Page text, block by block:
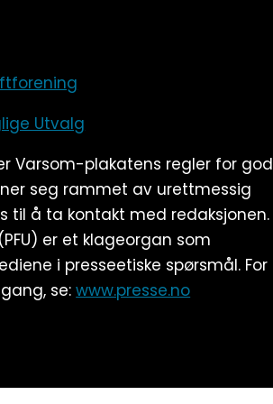
Utvalg
Varsom-plakatens regler for god
seg rammet av urettmessig
til å ta kontakt med redaksjonen.
er et klageorgan som
i presseetiske spørsmål. For
se:www.presse.no